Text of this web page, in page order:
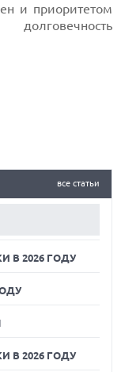
и приоритетом
все статьи
В 2026 ГОДУ
В 2026 ГОДУ